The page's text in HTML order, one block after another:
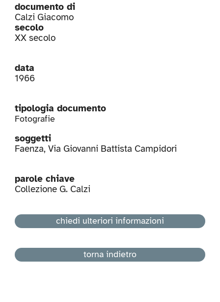
documento di
Calzi Giacomo
secolo
XX secolo
data
1966
tipologia documento
Fotografie
soggetti
Faenza, Via Giovanni Battista Campidori
parole chiave
Collezione G. Calzi
chiedi ulteriori informazioni
torna indietro